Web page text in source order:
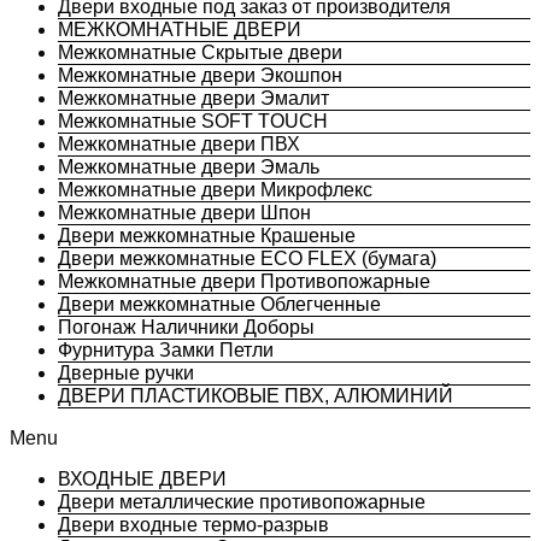
Двери входные под заказ от производителя
МЕЖКОМНАТНЫЕ ДВЕРИ
Межкомнатные Скрытые двери
Межкомнатные двери Экошпон
Межкомнатные двери Эмалит
Межкомнатные SOFT TOUCH
Межкомнатные двери ПВХ
Межкомнатные двери Эмаль
Межкомнатные двери Микрофлекс
Межкомнатные двери Шпон
Двери межкомнатные Крашеные
Двери межкомнатные ECO FLEX (бумага)
Межкомнатные двери Противопожарные
Двери межкомнатные Облегченные
Погонаж Наличники Доборы
Фурнитура Замки Петли
Дверные ручки
ДВЕРИ ПЛАСТИКОВЫЕ ПВХ, АЛЮМИНИЙ
Menu
ВХОДНЫЕ ДВЕРИ
Двери металлические противопожарные
Двери входные термо-разрыв